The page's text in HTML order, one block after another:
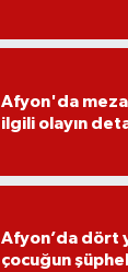
Afyon'da
ilgili olayın
Afyon’da dört
çocuğun